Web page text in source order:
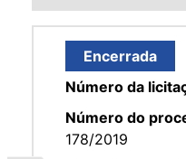
Encerrada
Número da
Número do
178/2019